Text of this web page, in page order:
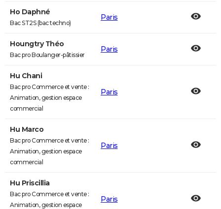
Ho Daphné
Bac ST2S (bac techno)
Paris
Houngtry Théo
Bac pro Boulanger-pâtissier
Paris
Hu Chani
Bac pro Commerce et vente :
Animation, gestion espace
commercial
Paris
Hu Marco
Bac pro Commerce et vente :
Animation, gestion espace
commercial
Paris
Hu Priscillia
Bac pro Commerce et vente :
Animation, gestion espace
Paris